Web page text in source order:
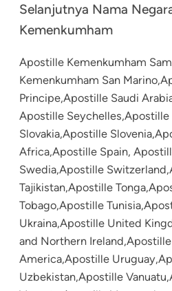
Selanjutnya Nama
Kemenkumham
Apostille Kemenkumham
Kemenkumham San
Principe,Apostille Saudi
Apostille
Slovakia,Apostille
Africa,Apostille Spain,
Swedia,Apostille
Tajikistan,Apostille
Tobago,Apostille
Ukraina,Apostille United
and Northern
America,Apostille
Uzbekistan,Apostille